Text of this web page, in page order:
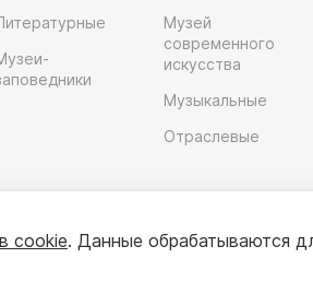
Музей
современного
искусства
Музыкальные
Отраслевые
cookie. Данные обрабатываются